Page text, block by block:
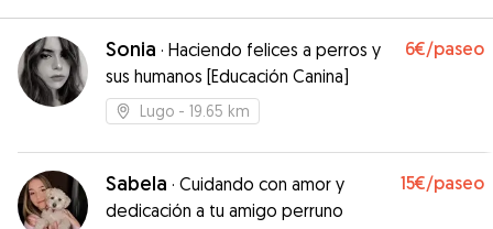
Sonia · Haciendo felices a perros y
sus humanos [Educación Canina]
6€/paseo
Lugo - 19.65 km
Sabela · Cuidando con amor y
dedicación a tu amigo perruno
15€/paseo